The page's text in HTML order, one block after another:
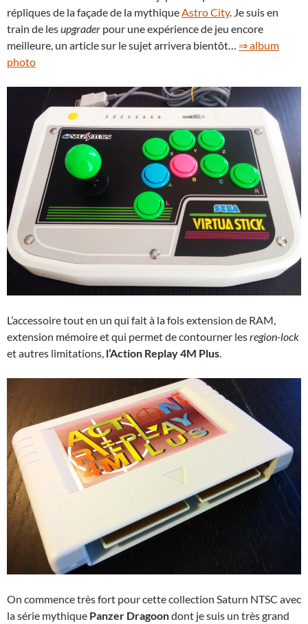
répliques de la façade de la mythiqueAstro City. Je suis en
train de lesupgrader pour une expérience de jeu encore
meilleure, un article sur le sujet arrivera bientôt… ⇒ album
photo
L’accessoire tout en un qui fait à la fois extension de RAM,
extension mémoire et qui permet de contourner lesregion-lock
et autres limitations, l’Action Replay 4M Plus.
On commence très fort pour cette collection Saturn NTSC avec
la série mythique Panzer Dragoondont je suis un très grand